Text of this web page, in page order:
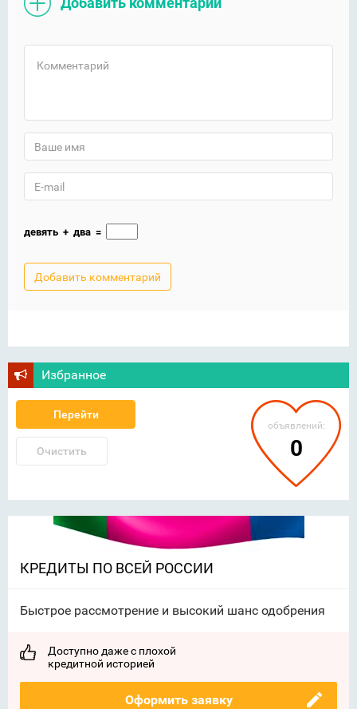
девять + два =
Избранное
Перейти
Очистить
объявлений:
0
КРЕДИТЫ ПО ВСЕЙ РОССИИ
Быстрое рассмотрение и высокий шанс одобрения
Доступно даже с плохой
кредитной историей
Оформить заявку